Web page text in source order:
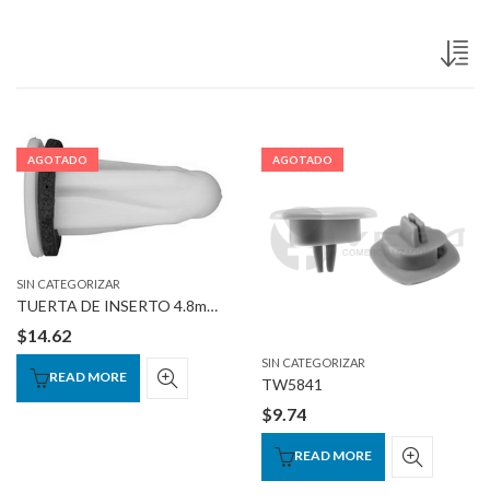
AGOTADO
SIN CATEGORIZAR
TUERTA DE INSERTO 4.8mmInto 10mmHS 16mmh24mmS
$14.62
READ MORE
AGOTADO
SIN CATEGORIZAR
TW5841
$9.74
READ MORE